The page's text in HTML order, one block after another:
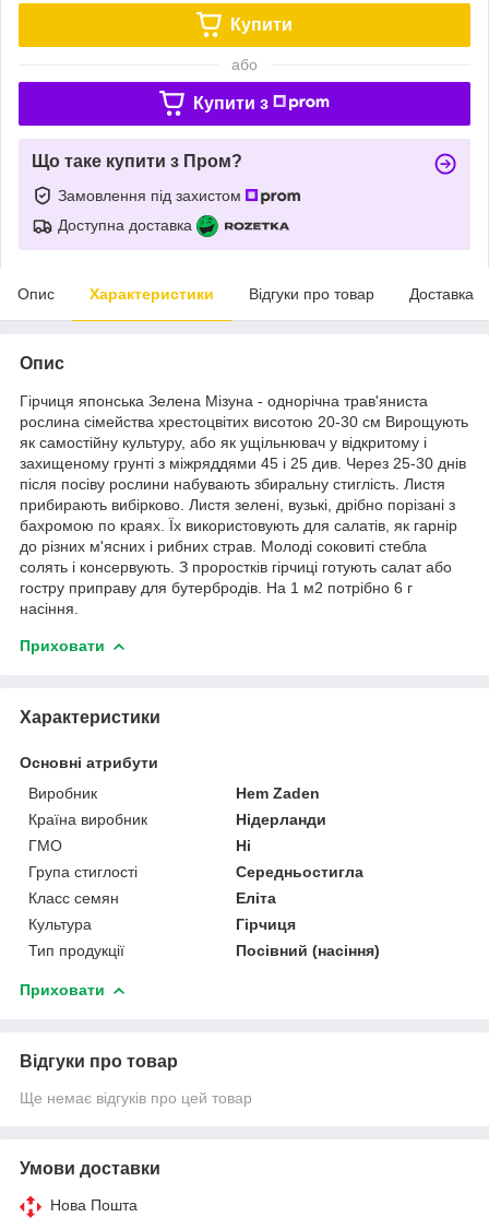
Купити
або
Купити з
Що таке купити з Пром?
Замовлення під захистом
Доступна доставка
Опис Характеристики Відгуки про товар Доставка
Опис
Гірчиця японська Зелена Мізуна - однорічна трав'яниста
рослина сімейства хрестоцвітих висотою 20-30 см Вирощують
як самостійну культуру, або як ущільнювач у відкритому і
захищеному грунті з міжряддями 45 і 25 див. Через 25-30 днів
після посіву рослини набувають збиральну стиглість. Листя
прибирають вибірково. Листя зелені, вузькі, дрібно порізані з
бахромою по краях. Їх використовують для салатів, як гарнір
до різних м'ясних і рибних страв. Молоді соковиті стебла
солять і консервують. З проростків гірчиці готують салат або
гостру приправу для бутербродів. На 1 м2 потрібно 6 г
насіння.
Приховати
Характеристики
Основні атрибути
Виробник
Hem Zaden
Країна виробник
Нідерланди
ГМО
Ні
Група стиглості
Середньостигла
Класс семян
Еліта
Культура
Гірчиця
Тип продукції
Посівний (насіння)
Приховати
Відгуки про товар
Ще немає відгуків про цей товар
Умови доставки
Нова Пошта